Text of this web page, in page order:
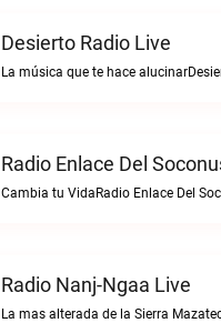
Desierto Radio Live
Radio Enlace Del
Cambia tu VidaRadio Enlace Del
Radio Nanj-Ngaa Live